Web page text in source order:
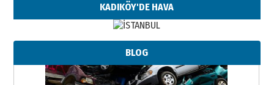
KADIKÖY'DE HAVA
BLOG